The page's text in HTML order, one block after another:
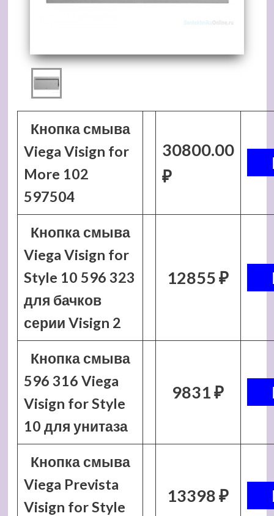
Кнопка смыва
Viega Visign for
More 102
597504
30800.00
₽
Кнопка смыва
Viega Visign for
Style 10 596 323
для бачков
серии Visign 2
12855 ₽
Кнопка смыва
596 316 Viega
Visign for Style
10 для унитаза
9831 ₽
Кнопка смыва
Viega Prevista
Visign for Style
13398 ₽